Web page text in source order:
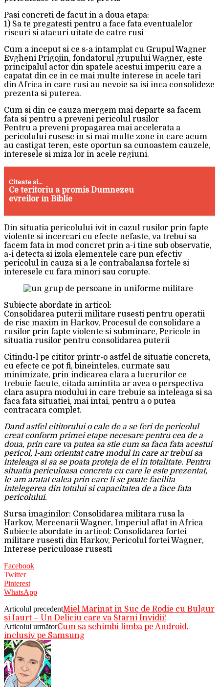
Pasi concreti de facut in a doua etapa:
1) Sa te pregatesti pentru a face fata eventualelor
riscuri si atacuri uitate de catre rusi
Cum a inceput si ce s-a intamplat cu Grupul Wagner
Evgheni Prigojin, fondatorul grupului Wagner, este
principalul actor din spatele acestui imperiu care a
capatat din ce in ce mai multe interese in acele tari
din Africa in care rusi au nevoie sa isi inca consolideze
prezenta si puterea.
Cum si din ce cauza mergem mai departe sa facem
fata si pentru a preveni pericolul rusilor
Pentru a preveni propagarea mai accelerata a
pericolului rusesc in si mai multe zone in care acum
au castigat teren, este oportun sa cunoastem cauzele,
interesele si miza lor in acele regiuni.
Citeste si...
Ce teritoriu a promis Dumnezeu
evreilor în Biblie
Din situatia pericolului ivit in cazul rusilor prin fapte
violente si incercari cu efecte nefaste, va trebui sa
facem fata in mod concret prin a-i tine sub observatie,
a-i detecta si izola elementele care pun efectiv
pericolul in cauza si a le contrabalansa fortele si
interesele cu fara minori sau corupte.
Subiecte abordate in articol:
Consolidarea puterii militare rusesti pentru operatii
de risc maxim in Harkov, Procesul de consolidare a
rusilor prin fapte violente si subminare, Pericole in
situatia rusilor pentru consolidarea puterii
Citindu-l pe cititor printr-o astfel de situatie concreta,
cu efecte ce pot fi, bineinteles, curmate sau
minimizate, prin indicarea clara a lucrurilor ce
trebuie facute, citada amintita ar avea o perspectiva
clara asupra modului in care trebuie sa inteleaga si sa
faca fata situatiei, mai intai, pentru a o putea
contracara complet.
Dand astfel cititorului o cale de a se feri de pericolul
creat conform primei etape necesare pentru cea de a
doua, prin care va putea sa stie cum sa faca fata acestui
pericol, l-am orientat catre modul in care ar trebui sa
inteleaga si sa se poata proteja de el in totalitate. Pentru
situatia periculoasa concreta cu care le este prezentat,
le-am aratat calea prin care li se poate facilita
intelegerea din totului si capacitatea de a face fata
pericolului.
Sursa imaginilor: Consolidarea militara rusa la
Harkov, Mercenarii Wagner, Imperiul aflat in Africa
Subiecte abordate in articol: Consolidarea fortei
militare rusesti din Harkov, Pericolul fortei Wagner,
Interese periculoase rusesti
Facebook
Twitter
Pinterest
WhatsApp
Articolul precedentMiel Marinat in Suc de Rodie cu Bulgur
si Iaurt – Un Deliciu care va Starni Invidii!
Articolul următorCum sa schimbi limba pe Android,
inclusiv pe Samsung